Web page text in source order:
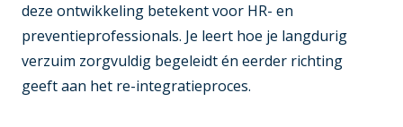
deze ontwikkeling betekent voor HR- en
preventieprofessionals. Je leert hoe je langdurig
verzuim zorgvuldig begeleidt én eerder richting
geeft aan het re-integratieproces.